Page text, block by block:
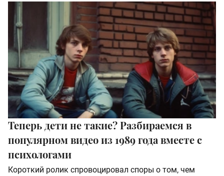
Теперь дети не такие? Разбираемся в
популярном видео из 1989 года вместе с
психологами
Короткий ролик спровоцировал споры о том, чем